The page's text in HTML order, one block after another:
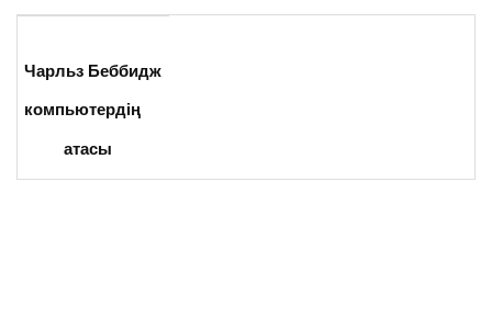
Чарльз Беббидж
компьютердің
атасы